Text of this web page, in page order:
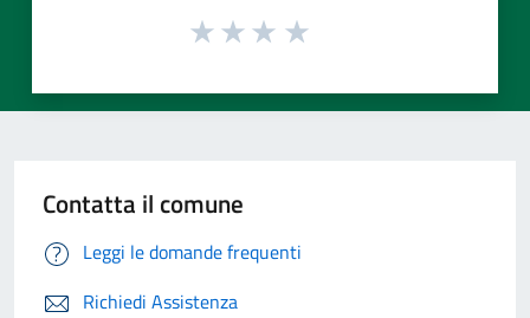
Contatta il comune
Leggi le domande frequenti
Richiedi Assistenza